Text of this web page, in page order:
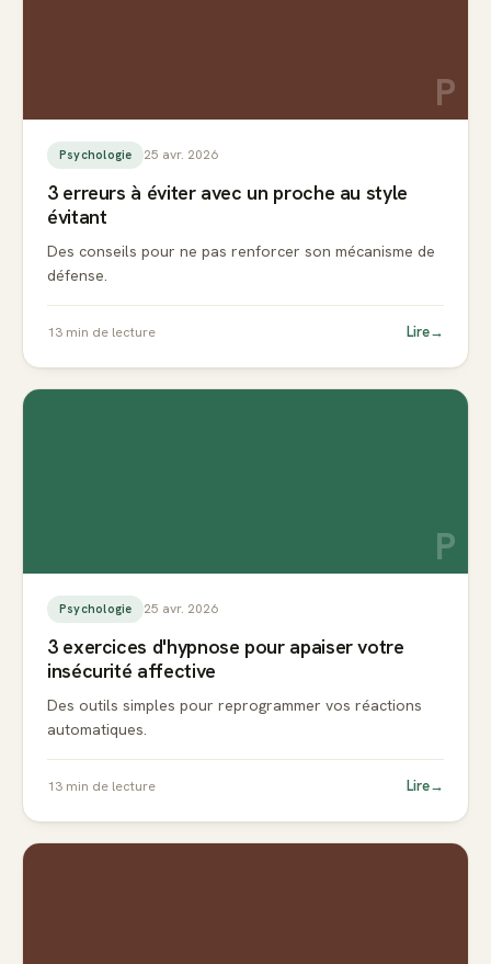
P
Psychologie 25 avr. 2026
3 erreurs à éviter avec un proche au style
évitant
Des conseils pour ne pas renforcer son mécanisme de
défense.
13 min de lecture Lire→
P
Psychologie 25 avr. 2026
3 exercices d'hypnose pour apaiser votre
insécurité affective
Des outils simples pour reprogrammer vos réactions
automatiques.
13 min de lecture Lire→